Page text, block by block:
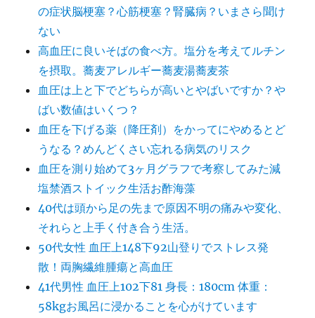
の症状脳梗塞？心筋梗塞？腎臓病？いまさら聞け
ない
高血圧に良いそばの食べ方。塩分を考えてルチン
を摂取。蕎麦アレルギー蕎麦湯蕎麦茶
血圧は上と下でどちらが高いとやばいですか？や
ばい数値はいくつ？
血圧を下げる薬（降圧剤）をかってにやめるとど
うなる？めんどくさい忘れる病気のリスク
血圧を測り始めて3ヶ月グラフで考察してみた減
塩禁酒ストイック生活お酢海藻
40代は頭から足の先まで原因不明の痛みや変化、
それらと上手く付き合う生活。
50代女性 血圧上148下92山登りでストレス発
散！両胸繊維腫瘍と高血圧
41代男性 血圧上102下81 身長：180cm 体重：
58kgお風呂に浸かることを心がけています